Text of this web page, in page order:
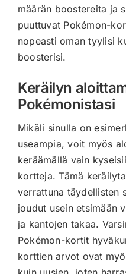
määrän boostereita ja
puuttuvat Pokémon-
nopeasti oman tyylisi
boosterisi.
Keräilyn
Pokémonistasi
Mikäli sinulla on
useampia, voit myös
keräämällä vain
kortteja. Tämä
verrattuna täydellisten
joudut usein etsimään
ja kantojen takaa.
Pokémon-kortit
korttien arvot ovat